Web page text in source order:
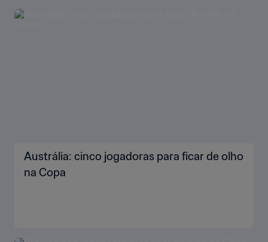
Austrália: cinco jogadoras para ficar de olho
na Copa